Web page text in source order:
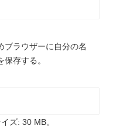
ブラウザーに自分の名
存する。
ズ: 30 MB。